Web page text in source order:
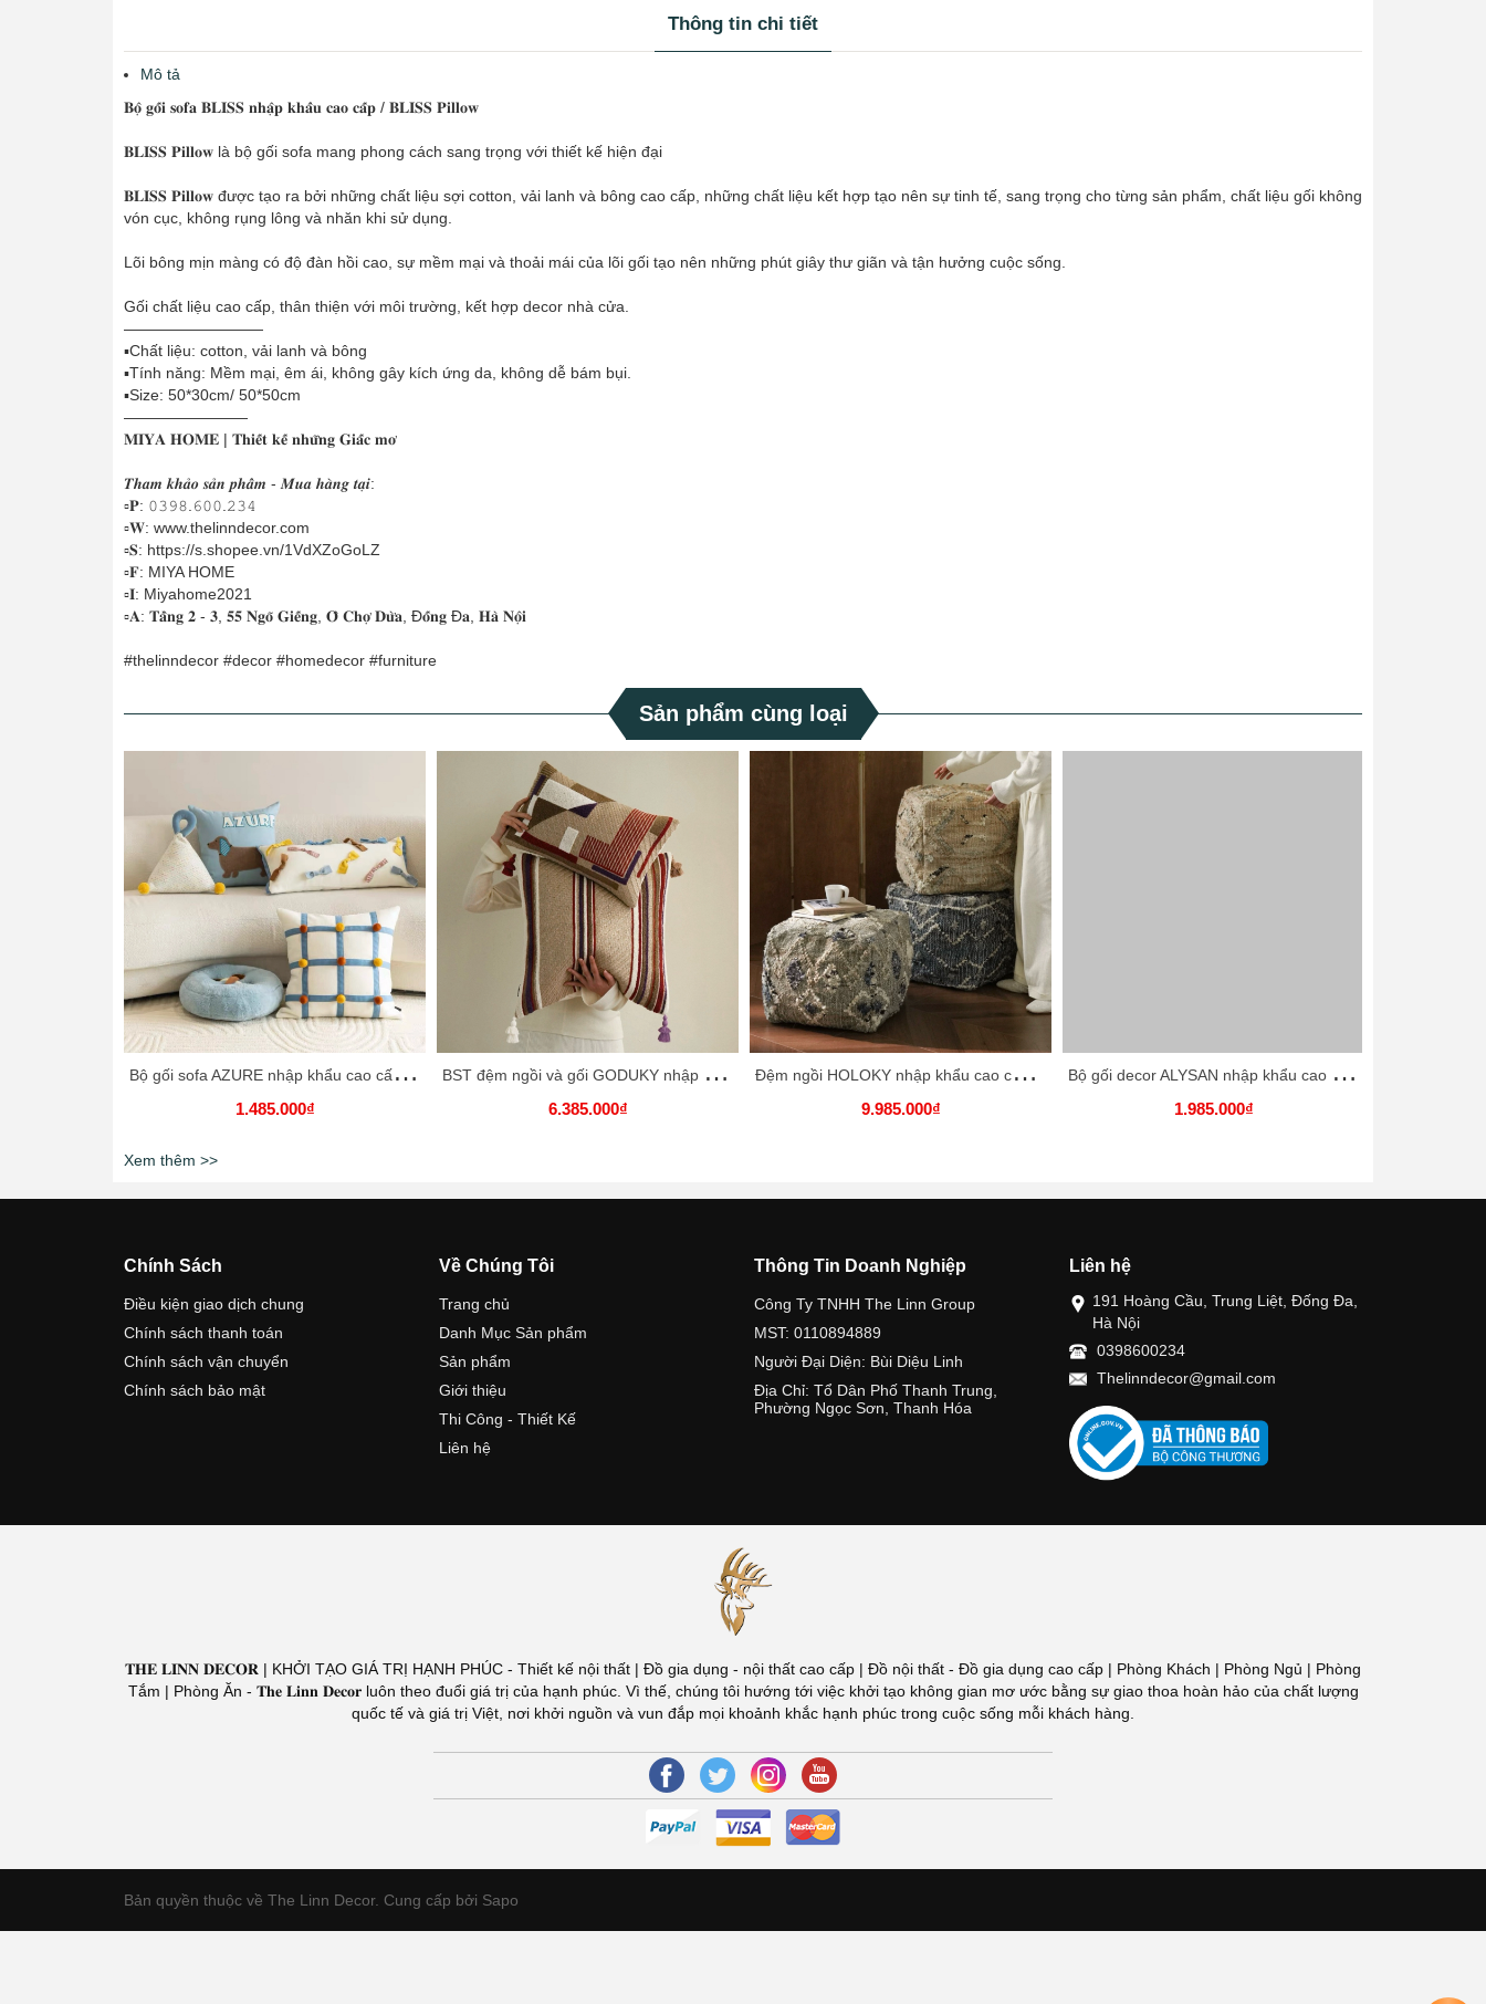
Thông tin chi tiết
Mô tả
𝐁𝐨̣̂ 𝐠𝐨̂́𝐢 𝐬𝐨𝐟𝐚 𝐁𝐋𝐈𝐒𝐒 𝐧𝐡𝐚̣̂𝐩 𝐤𝐡𝐚̂̉𝐮 𝐜𝐚𝐨 𝐜𝐚̂́𝐩 / 𝐁𝐋𝐈𝐒𝐒 𝐏𝐢𝐥𝐥𝐨𝐰
𝐁𝐋𝐈𝐒𝐒 𝐏𝐢𝐥𝐥𝐨𝐰 là bộ gối sofa mang phong cách sang trọng với thiết kế hiện đại
𝐁𝐋𝐈𝐒𝐒 𝐏𝐢𝐥𝐥𝐨𝐰 được tạo ra bởi những chất liệu sợi cotton, vải lanh và bông cao cấp, những chất liệu kết hợp tạo nên sự tinh tế, sang trọng cho từng sản phẩm, chất liệu gối không
vón cục, không rụng lông và nhăn khi sử dụng.
Lõi bông mịn màng có độ đàn hồi cao, sự mềm mại và thoải mái của lõi gối tạo nên những phút giây thư giãn và tận hưởng cuộc sống.
Gối chất liệu cao cấp, thân thiện với môi trường, kết hợp decor nhà cửa.
—————————
▪Chất liệu: cotton, vải lanh và bông
▪️Tính năng: Mềm mại, êm ái, không gây kích ứng da, không dễ bám bụi.
▪️Size: 50*30cm/ 50*50cm
————————
𝐌𝐈𝐘𝐀 𝐇𝐎𝐌𝐄 | 𝐓𝐡𝐢𝐞̂́𝐭 𝐤𝐞̂́ 𝐧𝐡𝐮̛̃𝐧𝐠 𝐆𝐢𝐚̂́𝐜 𝐦𝐨̛
𝑻𝒉𝒂𝒎 𝒌𝒉𝒂̉𝒐 𝒔𝒂̉𝒏 𝒑𝒉𝒂̂̉𝒎 - 𝑴𝒖𝒂 𝒉𝒂̀𝒏𝒈 𝒕𝒂̣𝒊:
▫𝐏: 𝟶𝟹𝟿𝟾.𝟼𝟶𝟶.𝟸𝟹𝟺
▫𝐖: www.thelinndecor.com
▫𝐒: https://s.shopee.vn/1VdXZoGoLZ
▫𝐅: MIYA HOME
▫𝐈: Miyahome2021
▫️𝐀: 𝐓𝐚̂̀𝐧𝐠 𝟐 - 𝟑, 𝟓𝟓 𝐍𝐠𝐨̃ 𝐆𝐢𝐞̂́𝐧𝐠, 𝐎̂ 𝐂𝐡𝐨̛̣ 𝐃𝐮̛̀𝐚, Đ𝐨̂́𝐧𝐠 Đ𝐚, 𝐇𝐚̀ 𝐍𝐨̣̂𝐢
#thelinndecor #decor #homedecor #furniture
Sản phẩm cùng loại
B
ộ gối sofa AZURE nhập khẩu cao cấp / AZURE Pillow
1.485.000₫
B
ST đệm ngồi và gối GODUKY nhập khẩu cao cấp / GODUKY Cushion & Pillow
6.385.000₫
Đ
ệm ngồi HOLOKY nhập khẩu cao cấp / HOLOKY Cushion
9.985.000₫
B
ộ gối decor ALYSAN nhập khẩu cao cấp / ALYSAN Pillow
1.985.000₫
Xem thêm >>
Chính Sách
Điều kiện giao dịch chung
Chính sách thanh toán
Chính sách vận chuyển
Chính sách bảo mật
Về Chúng Tôi
Trang chủ
Danh Mục Sản phẩm
Sản phẩm
Giới thiệu
Thi Công - Thiết Kế
Liên hệ
Thông Tin Doanh Nghiệp
Công Ty TNHH The Linn Group
MST: 0110894889
Người Đại Diện: Bùi Diệu Linh
Địa Chỉ: Tổ Dân Phố Thanh Trung,
Phường Ngọc Sơn, Thanh Hóa
Liên hệ
191 Hoàng Cầu, Trung Liệt, Đống Đa,
Hà Nội
0398600234
Thelinndecor@gmail.com
𝐓𝐇𝐄 𝐋𝐈𝐍𝐍 𝐃𝐄𝐂𝐎𝐑 | KHỞI TẠO GIÁ TRỊ HẠNH PHÚC - Thiết kế nội thất | Đồ gia dụng - nội thất cao cấp | Đồ nội thất - Đồ gia dụng cao cấp | Phòng Khách | Phòng Ngủ | Phòng
Tắm | Phòng Ăn - 𝐓𝐡𝐞 𝐋𝐢𝐧𝐧 𝐃𝐞𝐜𝐨𝐫 luôn theo đuổi giá trị của hạnh phúc. Vì thế, chúng tôi hướng tới việc khởi tạo không gian mơ ước bằng sự giao thoa hoàn hảo của chất lượng
quốc tế và giá trị Việt, nơi khởi nguồn và vun đắp mọi khoảnh khắc hạnh phúc trong cuộc sống mỗi khách hàng.
Bản quyền thuộc về The Linn Decor. Cung cấp bởi Sapo